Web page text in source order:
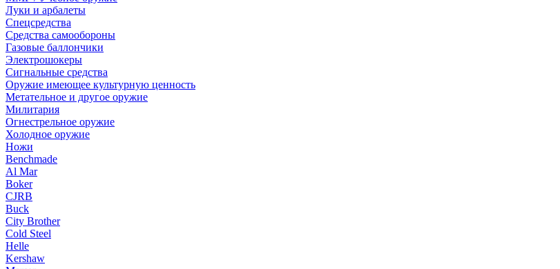
Луки и арбалеты
Спецсредства
Средства самообороны
Газовые баллончики
Электрошокеры
Сигнальные средства
Оружие имеющее культурную ценность
Метательное и другое оружие
Милитария
Огнестрельное оружие
Холодное оружие
Ножи
Benchmade
Al Mar
Boker
CJRB
Buck
City Brother
Cold Steel
Helle
Kershaw